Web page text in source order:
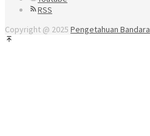
RSS
Copyright @ 2025 Pengetahuan Bandara